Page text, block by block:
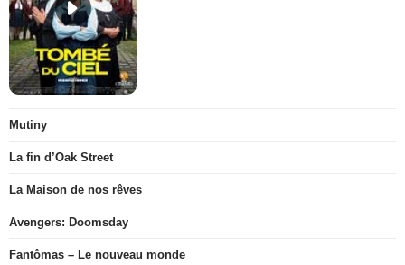
Mutiny
La fin d’Oak Street
La Maison de nos rêves
Avengers: Doomsday
Fantômas – Le nouveau monde